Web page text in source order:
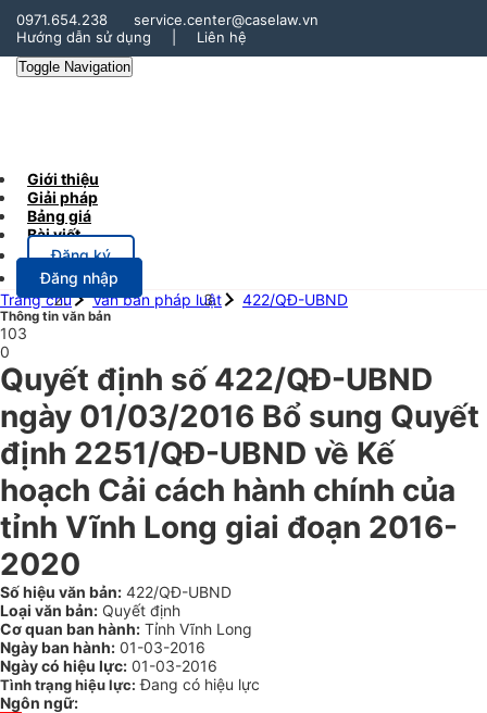
0971.654.238
service.center@caselaw.vn
Hướng dẫn sử dụng
Liên hệ
Toggle Navigation
Giới thiệu
Giải pháp
Bảng giá
Bài viết
Đăng ký
Đăng nhập
Trang chủ
Văn bản pháp luật 422/QĐ-UBND
Thông tin văn bản
103
0
Quyết định số 422/QĐ-UBND
ngày 01/03/2016 Bổ sung Quyết
định 2251/QĐ-UBND về Kế
hoạch Cải cách hành chính của
tỉnh Vĩnh Long giai đoạn 2016-
2020
Số hiệu văn bản: 422/QĐ-UBND
Loại văn bản: Quyết định
Cơ quan ban hành: Tỉnh Vĩnh Long
Ngày ban hành: 01-03-2016
Ngày có hiệu lực: 01-03-2016
Tình trạng hiệu lực: Đang có hiệu lực
Ngôn ngữ: